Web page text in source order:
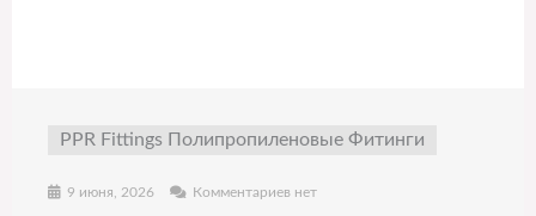
PPR Fittings Полипропиленовые Фитинги
9 июня, 2026 Комментариев нет